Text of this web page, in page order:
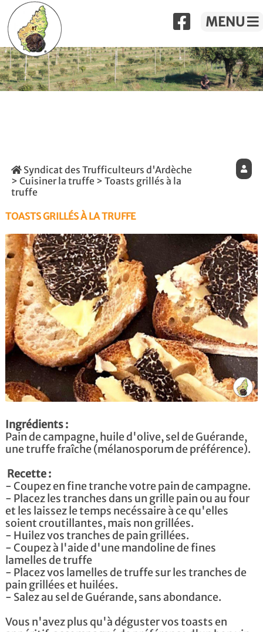
MENU
Syndicat des Trufficulteurs d'Ardèche
> Cuisiner la truffe> Toasts grillés à la
truffe
TOASTS GRILLÉS À LA TRUFFE
Ingrédients :
Pain de campagne, huile d'olive, sel de Guérande,
une truffe fraîche (mélanosporum de préférence).
Recette :
- Coupez en fine tranche votre pain de campagne.
- Placez les tranches dans un grille pain ou au four
et les laissez le temps necéssaire à ce qu'elles
soient croutillantes, mais non grillées.
- Huilez vos tranches de pain grillées.
- Coupez à l'aide d'une mandoline de fines
lamelles de truffe
- Placez vos lamelles de truffe sur les tranches de
pain grillées et huilées.
- Salez au sel de Guérande, sans abondance.
Vous n'avez plus qu'à déguster vos toasts en